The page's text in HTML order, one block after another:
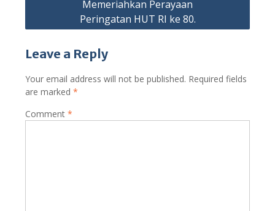
Memeriahkan Perayaan
Peringatan HUT RI ke 80.
Leave a Reply
Your email address will not be published. Required fields
are marked *
Comment *